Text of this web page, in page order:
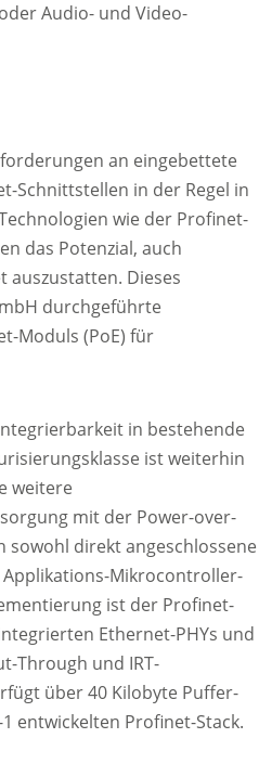
Audio- und Video-
an eingebettete
Schnittstellen in der Regel in
wie der Profinet-
das Potenzial, auch
auszustatten. Dieses
durchgeführte
Moduls (PoE) für
in bestehende
ist weiterhin
weitere
mit der Power-over-
sowohl direkt angeschlossene
Applikations-Mikrocontroller-
ist der Profinet-
Ethernet-PHYs und
Through und IRT-
über 40 Kilobyte Puffer-
entwickelten Profinet-Stack.